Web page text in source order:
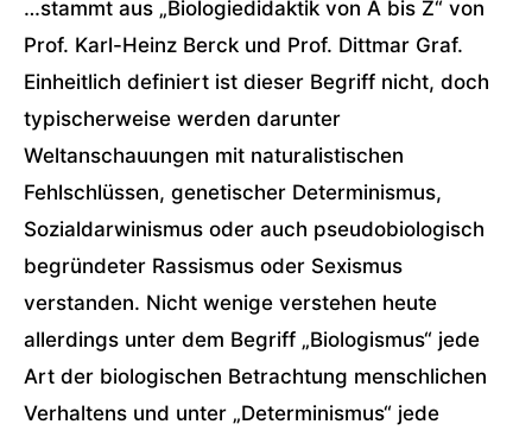
…stammt aus „Biologiedidaktik von A bis Z“ von
Prof. Karl-Heinz Berck und Prof. Dittmar Graf.
Einheitlich definiert ist dieser Begriff nicht, doch
typischerweise werden darunter
Weltanschauungen mit naturalistischen
Fehlschlüssen, genetischer Determinismus,
Sozialdarwinismus oder auch pseudobiologisch
begründeter Rassismus oder Sexismus
verstanden. Nicht wenige verstehen heute
allerdings unter dem Begriff „Biologismus“ jede
Art der biologischen Betrachtung menschlichen
Verhaltens und unter „Determinismus“ jede